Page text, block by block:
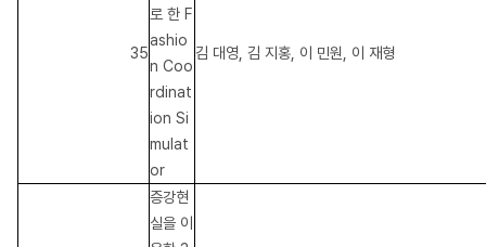
35
로 한 F
ashio
n Coo
rdinat
ion Si
mulat
or
김 대영, 김 지홍, 이 민원, 이 재형
증강현
실을 이